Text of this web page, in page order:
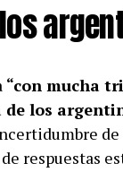
“con mucha
los
respuestas